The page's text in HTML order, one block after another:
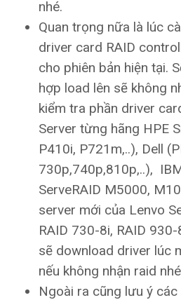
nhé.
Quan trọng nữa là lúc
driver card RAID
cho phiên bản hiện tại.
hợp load lên sẽ không
kiểm tra phần driver
Server từng hãng HPE
P410i, P721m,..), Dell
730p,740p,810p,..),
ServeRAID M5000,
server mới của Lenvo
RAID 730-8i, RAID
sẽ download driver lúc
nếu không nhận raid
Ngoài ra cũng lưu ý